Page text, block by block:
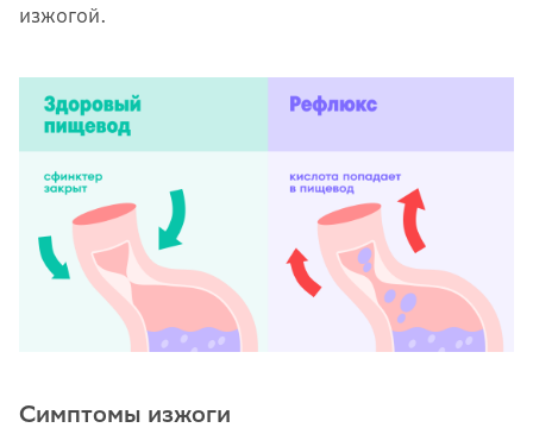
изжогой.
Симптомы изжоги